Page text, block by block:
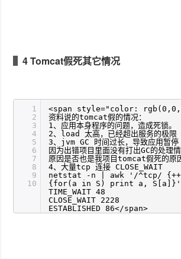
4 Tomcat假死其它情况
1
2
3
4
5
6
7
8
9
10
<span style="color:
资料说的tomcat假的情况：
1、应用本身程序的问题，造成死锁。
2、load 太高，已经超出服务的极限
3、jvm GC 时间过长，导致应用暂停
因为出错项目里面没有打出GC的处理
原因是否也是我项目tomcat假死的原
4、大量tcp 连接 CLOSE_WAIT
netstat -n | awk '/^tcp/
{for(a in S) print a, S[a]}'
TIME_WAIT 48
CLOSE_WAIT 2228
ESTABLISHED 86</span>